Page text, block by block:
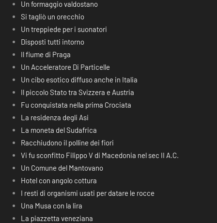
Un formaggio valdostano
Si tagliò un orecchio
Un treppiede per i suonatori
Disposti tutti intorno
Il fiume di Praga
Un Acceleratore Di Particelle
Un cibo esotico diffuso anche in Italia
Il piccolo Stato tra Svizzera e Austria
Fu conquistata nella prima Crociata
La residenza degli Asi
La moneta del Sudafrica
Racchiudono il polline dei fiori
Vi fu sconfitto Filippo V di Macedonia nel sec II A.C.
Un Comune del Mantovano
Hotel con angolo cottura
I resti di organismi usati per datare le rocce
Una Musa con la lira
La piazzetta veneziana